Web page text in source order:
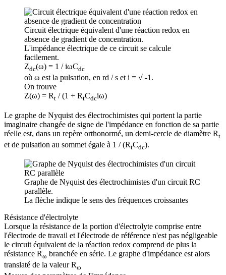
Circuit électrique équivalent d'une réaction redox en
absence de gradient de concentration.
L'impédance électrique de ce circuit se calcule
facilement.
Zdc(ω) = 1 / iωCdc
où ω est la pulsation, en rd / s et i = √ -1.
On trouve
Z(ω) = Rt / (1 + RtCdciω)
Le graphe de Nyquist des électrochimistes qui portent la partie
imaginaire changée de signe de l'impédance en fonction de sa partie
réelle est, dans un repère orthonormé, un demi-cercle de diamètre Rt
et de pulsation au sommet égale à 1 / (RtCdc).
Graphe de Nyquist des électrochimistes d'un circuit RC
parallèle.
La flèche indique le sens des fréquences croissantes
Résistance d'électrolyte
Lorsque la résistance de la portion d'électrolyte comprise entre
l'électrode de travail et l'électrode de référence n'est pas négligeable
le circuit équivalent de la réaction redox comprend de plus la
résistance Rω branchée en série. Le graphe d'impédance est alors
translaté de la valeur Rω